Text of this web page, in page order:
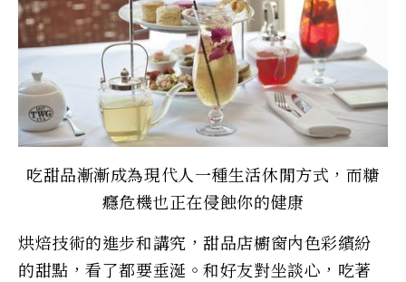
吃甜品漸漸成為現代人一種生活休閒方式，而糖
癮危機也正在侵蝕你的健康
烘焙技術的進步和講究，甜品店櫥窗內色彩繽紛
的甜點，看了都要垂涎。和好友對坐談心，吃著